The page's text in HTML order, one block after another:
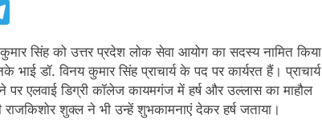
सिंह को उत्तर प्रदेश लोक सेवा आयोग का सदस्य नामित किया
डॉ. विनय कुमार सिंह प्राचार्य के पद पर कार्यरत हैं। प्राचार्य
एलवाई डिग्री कॉलेज कायमगंज में हर्ष और उल्लास का माहौल
शुक्ल ने भी उन्हें शुभकामनाएं देकर हर्ष जताया।